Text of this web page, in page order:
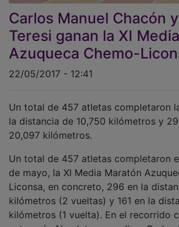
Carlos Manuel Chacón
Teresi ganan la XI Media
Azuqueca Chemo-
22/05/2017 - 12:41
la distancia de 10,750 kilómetros y
20,097 kilómetros.
de mayo, la XI Media Maratón
Liconsa, en concreto, 296 en la
kilómetros (2 vueltas) y 161 en la
kilómetros (1 vuelta). En el recorrido
categoría Absoluta masculino, Carlos